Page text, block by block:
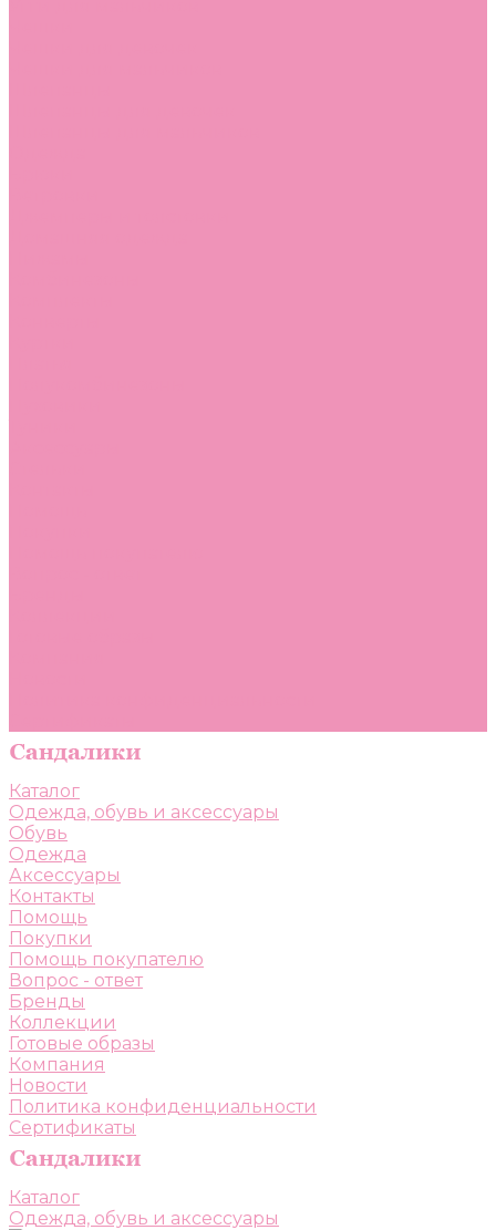
Каталог
Одежда, обувь и аксессуары
Обувь
Одежда
Аксессуары
Контакты
Помощь
Покупки
Помощь покупателю
Вопрос - ответ
Бренды
Коллекции
Готовые образы
Компания
Новости
Политика конфиденциальности
Сертификаты
Каталог
Одежда, обувь и аксессуары